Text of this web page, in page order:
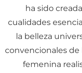
ha sido
cualidades
la belleza
convencionales
femenina